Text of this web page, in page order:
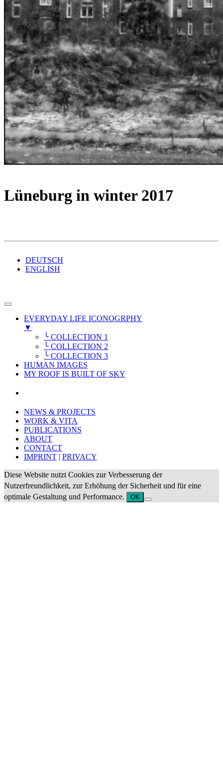
Lüneburg in winter 2017
DEUTSCH
ENGLISH
EVERYDAY LIFE ICONOGRPHY
▼
╰ COLLECTION 1
╰ COLLECTION 2
╰ COLLECTION 3
HUMAN IMAGES
MY ROOF IS BUILT OF SKY
NEWS & PROJECTS
WORK & VITA
PUBLICATIONS
ABOUT
CONTACT
IMPRINT | PRIVACY
Diese Website nutzt Cookies zur Verbesserung der
Nutzerfreundlichkeit, zur Erhöhung der Sicherheit und für eine
optimale Gestaltung und Performance.
OK